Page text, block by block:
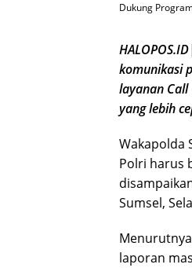
Dukung
komunikasi
layanan
yang lebih
Wakapolda
Polri harus
Sumsel,
laporan